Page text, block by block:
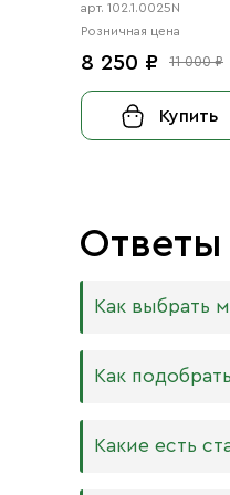
чернение
арт. 102.1.0025N
Розничная цена
8 250 ₽ 11 000 ₽
Купить
Ответы
Как выбрать
Мы
МДФ.
Как
Никаких
Какие есть